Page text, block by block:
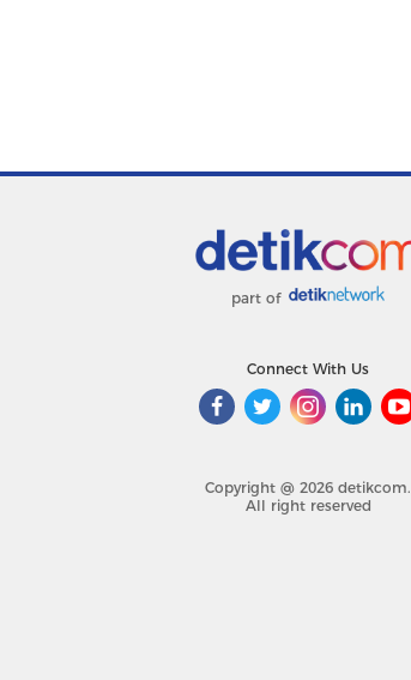
part of
Connect With Us
Copyright @ 2026 detikcom.
All right reserved